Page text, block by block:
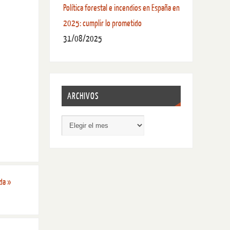
»
Política forestal e incendios en España en
2025: cumplir lo prometido
31/08/2025
ARCHIVOS